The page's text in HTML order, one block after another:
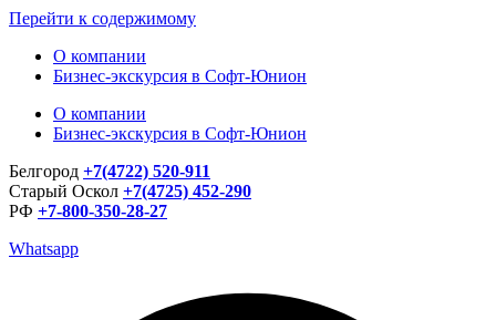
Перейти к содержимому
О компании
Бизнес-экскурсия в Софт-Юнион
О компании
Бизнес-экскурсия в Софт-Юнион
Белгород +7(4722) 520-911
Старый Оскол +7(4725) 452-290
РФ +7-800-350-28-27
Whatsapp